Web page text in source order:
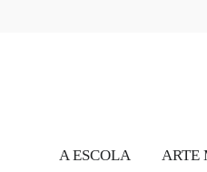
A ESCOLA ARTE